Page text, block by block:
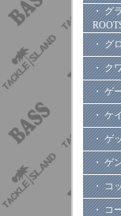
・ グ
・ グ
・ ク
・ ゲ
・ ケ
・ ゲ
・ ゲ
・ コ
・ コ